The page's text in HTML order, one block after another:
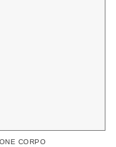
CORPO